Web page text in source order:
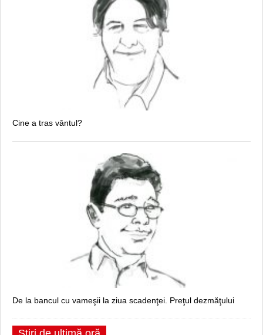
Cine a tras vântul?
De la bancul cu vameşii la ziua scadenţei. Preţul dezmăţului